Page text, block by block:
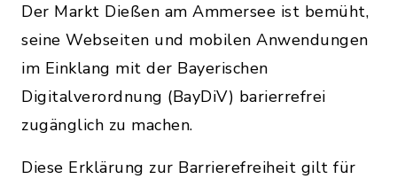
Der Markt Dießen am Ammersee ist bemüht,
seine Webseiten und mobilen Anwendungen
im Einklang mit der Bayerischen
Digitalverordnung (BayDiV) barierrefrei
zugänglich zu machen.
Diese Erklärung zur Barrierefreiheit gilt für